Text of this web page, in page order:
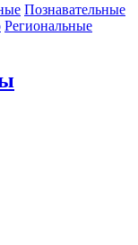
Познавательные
Региональные